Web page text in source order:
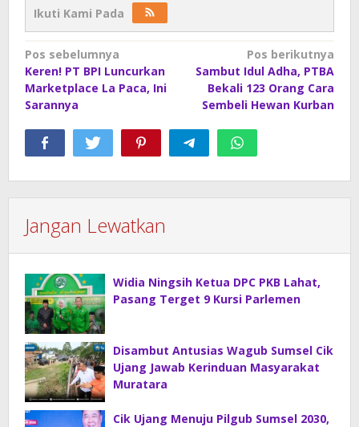
Ikuti Kami Pada
Navigasi
pos
Pos sebelumnya
Keren! PT BPI Luncurkan
Marketplace La Paca, Ini
Sarannya
Pos berikutnya
Sambut Idul Adha, PTBA
Bekali 123 Orang Cara
Sembeli Hewan Kurban
Jangan Lewatkan
Widia Ningsih Ketua DPC PKB Lahat,
Pasang Terget 9 Kursi Parlemen
Disambut Antusias Wagub Sumsel Cik
Ujang Jawab Kerinduan Masyarakat
Muratara
Cik Ujang Menuju Pilgub Sumsel 2030,